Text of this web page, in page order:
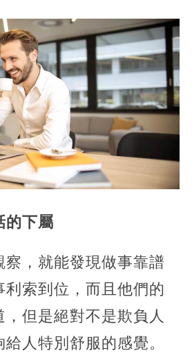
的下屬
察，就能發現做事靠譜
利索到位，而且他們的
但是絕對不是欺負人
人特別舒服的感覺。